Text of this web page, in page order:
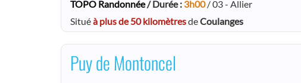
TOPO Randonnée/ Durée : 3h00/ 03 - Allier
Situéà plus de 50 kilomètresdeCoulanges
Puy de Montoncel